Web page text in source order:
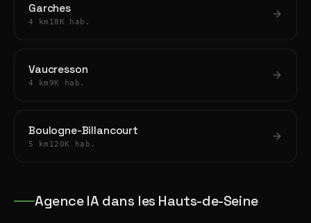
Garches
4 km 18K hab.
Vaucresson
4 km 9K hab.
Boulogne-Billancourt
5 km 120K hab.
Agence IA dans les Hauts-de-Seine